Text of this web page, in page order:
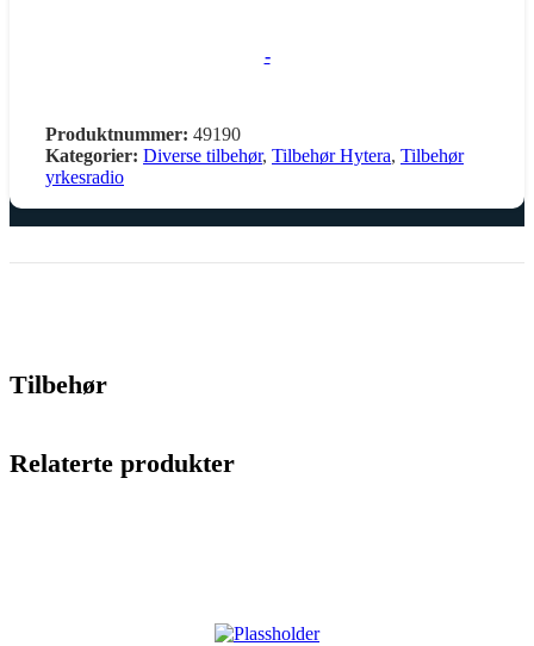
-
Produktnummer: 49190
Kategorier: Diverse tilbehør, Tilbehør Hytera, Tilbehør
yrkesradio
Tilbehør
Relaterte produkter